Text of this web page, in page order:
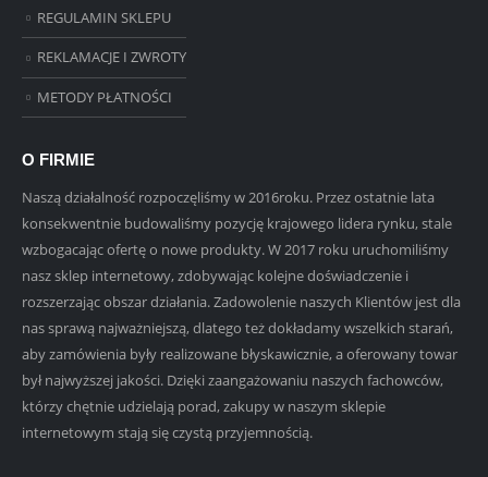
REGULAMIN SKLEPU
REKLAMACJE I ZWROTY
METODY PŁATNOŚCI
O FIRMIE
Naszą działalność rozpoczęliśmy w 2016roku. Przez ostatnie lata
konsekwentnie budowaliśmy pozycję krajowego lidera rynku, stale
wzbogacając ofertę o nowe produkty. W 2017 roku uruchomiliśmy
nasz sklep internetowy, zdobywając kolejne doświadczenie i
rozszerzając obszar działania. Zadowolenie naszych Klientów jest dla
nas sprawą najważniejszą, dlatego też dokładamy wszelkich starań,
aby zamówienia były realizowane błyskawicznie, a oferowany towar
był najwyższej jakości. Dzięki zaangażowaniu naszych fachowców,
którzy chętnie udzielają porad, zakupy w naszym sklepie
internetowym stają się czystą przyjemnością.